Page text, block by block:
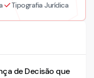
Tipografia Jurídica
de Decisão que